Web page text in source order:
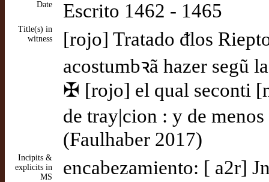
Date Escrito 1462 - 1465
Title(s) in
witness
[rojo] Tratado ᵭlos
acostumbꝛã hazer segũ
✠ [rojo] el qual seconti
de tray|cion : y de
(Faulhaber 2017)
Incipits &
explicits in
MS
encabezamiento: [ a2r]